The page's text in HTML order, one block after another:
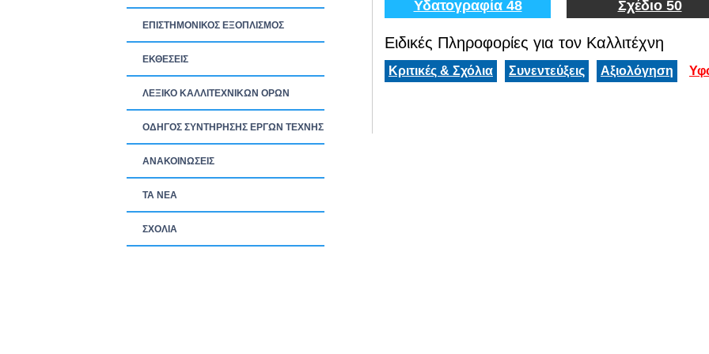
ΕΠΙΣΤΗΜΟΝΙΚΟΣ ΕΞΟΠΛΙΣΜΟΣ
ΕΚΘΕΣΕΙΣ
ΛΕΞΙΚΟ ΚΑΛΛΙΤΕΧΝΙΚΩΝ ΟΡΩΝ
ΟΔΗΓΟΣ ΣΥΝΤΗΡΗΣΗΣ ΕΡΓΩΝ ΤΕΧΝΗΣ
ΑΝΑΚΟΙΝΩΣΕΙΣ
ΤΑ ΝEΑ
ΣΧΟΛΙΑ
Υδατογραφία 48 Σχέδιο 50
Ειδικές Πληροφορίες για τον Καλλιτέχνη
Κριτικές & Σχόλια Συνεντεύξεις Αξιολόγηση